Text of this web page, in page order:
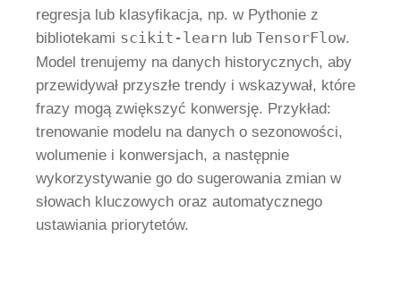
regresja lub klasyfikacja, np. w Pythonie z
bibliotekami scikit-learn lub TensorFlow.
Model trenujemy na danych historycznych, aby
przewidywał przyszłe trendy i wskazywał, które
frazy mogą zwiększyć konwersję. Przykład:
trenowanie modelu na danych o sezonowości,
wolumenie i konwersjach, a następnie
wykorzystywanie go do sugerowania zmian w
słowach kluczowych oraz automatycznego
ustawiania priorytetów.